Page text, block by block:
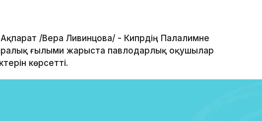
/Вера Ливинцова/ - Кипрдің Палалимне
ғылыми жарыста павлодарлық оқушылар
көрсетті.